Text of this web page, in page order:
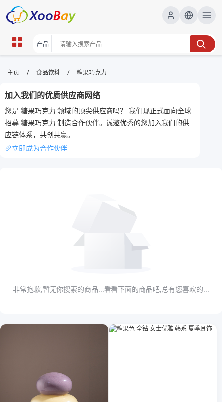
糖果巧克力 | XOOBAY B2B/B2C
Marketplace
糖果,巧克力,零食,甜品, wholesale 糖果巧克力,
XOOBAY
糖果巧克力美味精选分享甜蜜体验生活乐无穷
主页 / 食品饮料 / 糖果巧克力
加入我们的优质供应商网络
您是 糖果巧克力 领域的顶尖供应商吗？ 我们现正式面向全球
招募 糖果巧克力 制造合作伙伴。诚邀优秀的您加入我们的供
应链体系，共创共赢。
立即成为合作伙伴
非常抱歉,暂无你搜索的商品...看看下面的商品吧,总有您喜欢的...